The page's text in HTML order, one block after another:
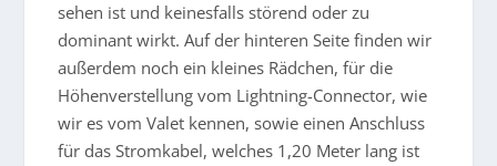
sehen ist und keinesfalls störend oder zu
dominant wirkt. Auf der hinteren Seite finden wir
außerdem noch ein kleines Rädchen, für die
Höhenverstellung vom Lightning-Connector, wie
wir es vom Valet kennen, sowie einen Anschluss
für das Stromkabel, welches 1,20 Meter lang ist